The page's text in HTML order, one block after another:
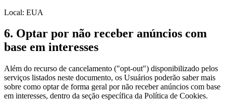
Local: EUA
6. Optar por não receber anúncios com
base em interesses
Além do recurso de cancelamento ("opt-out") disponibilizado pelos
serviços listados neste documento, os Usuários poderão saber mais
sobre como optar de forma geral por não receber anúncios com base
em interesses, dentro da seção específica da Política de Cookies.